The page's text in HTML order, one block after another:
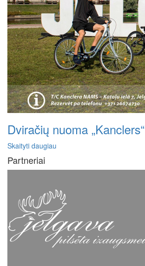
Dviračių nuoma „Kanclers“
Skaityti daugiau
Partneriai